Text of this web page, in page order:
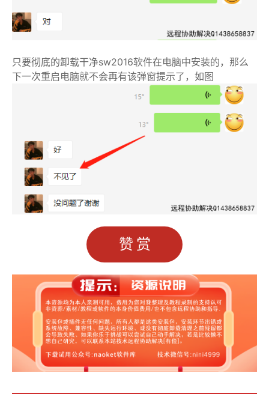
只要彻底的卸载干净sw2016软件在电脑中安装的，那么
下一次重启电脑就不会再有该弹窗提示了，如图
赞赏